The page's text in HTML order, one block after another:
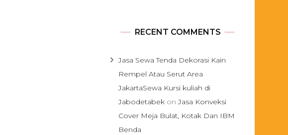
RECENT COMMENTS
Jasa Sewa Tenda Dekorasi Kain
Rempel Atau Serut Area
JakartaSewa Kursi kuliah di
Jabodetabek onJasa Konveksi
Cover Meja Bulat, Kotak Dan IBM
Benda